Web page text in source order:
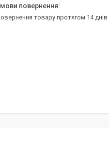
повернення товару протягом 14 днів